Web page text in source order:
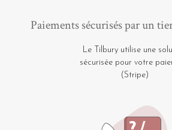
Paiements sécurisés par un
Le Tilbury utilise une
sécurisée pour votre
(Stripe)